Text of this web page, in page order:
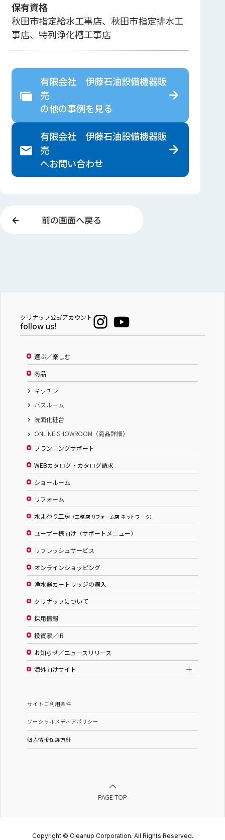
保有資格
秋田市指定給水工事店、秋田市指定排水工
事店、特列浄化槽工事店
有限会社 伊藤石油設備機器販
売
の他の事例を見る
有限会社 伊藤石油設備機器販
売
へお問い合わせ
前の画面へ戻る
クリナップ公式アカウント
follow us!
選ぶ／楽しむ
商品
キッチン
バスルーム
洗面化粧台
ONLINE SHOWROOM（商品詳細）
プランニングサポート
WEBカタログ・カタログ請求
ショールーム
リフォーム
水まわり工房 （工務店 リフォーム店 ネットワーク）
ユーザー様向け（サポートメニュー）
リフレッシュサービス
オンラインショッピング
浄水器カートリッジの購入
クリナップについて
採用情報
投資家／IR
お知らせ／ニュースリリース
海外向けサイト
サイトご利用条件
ソーシャルメディアポリシー
個人情報保護方針
PAGE TOP
Copyright © Cleanup Corporation. All Rights Reserved.